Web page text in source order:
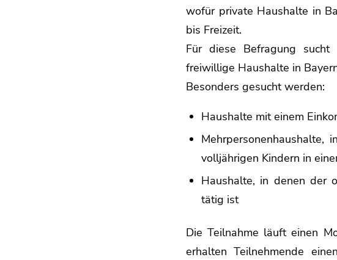
wofür private Haushalte in
bis Freizeit.
Für diese Befragung
freiwillige Haushalte in
Besonders gesucht werden:
Haushalte mit einem
volljährigen Kindern in
Haushalte, in denen der
tätig ist
Die Teilnahme läuft einen
erhalten Teilnehmende